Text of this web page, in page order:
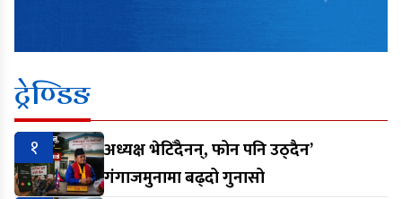
ट्रेण्डिङ
१
अध्यक्ष भेटिँदैनन्, फोन पनि उठ्दैन’
गंगाजमुनामा बढ्दो गुनासो